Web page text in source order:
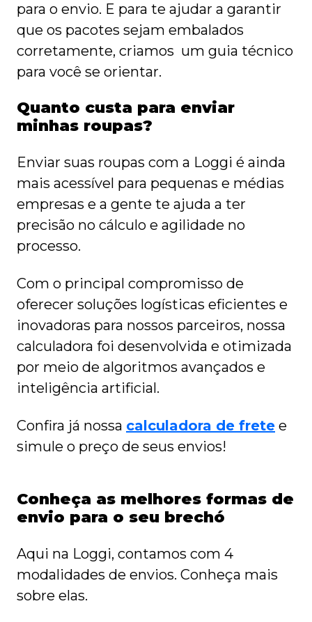
para o envio. E para te ajudar a garantir
que os pacotes sejam embalados
corretamente, criamos um guia técnico
para você se orientar.
Quanto custa para enviar
minhas roupas?
Enviar suas roupas com a Loggi é ainda
mais acessível para pequenas e médias
empresas e a gente te ajuda a ter
precisão no cálculo e agilidade no
processo.
Com o principal compromisso de
oferecer soluções logísticas eficientes e
inovadoras para nossos parceiros, nossa
calculadora foi desenvolvida e otimizada
por meio de algoritmos avançados e
inteligência artificial.
Confira já nossa calculadora de frete e
simule o preço de seus envios!
Conheça as melhores formas de
envio para o seu brechó
Aqui na Loggi, contamos com 4
modalidades de envios. Conheça mais
sobre elas.